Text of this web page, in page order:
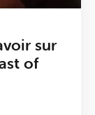
sur
of